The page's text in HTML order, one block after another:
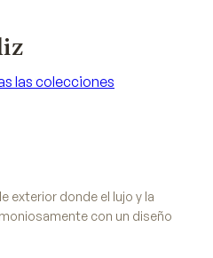
las colecciones
exterior donde el lujo y la
con un diseño